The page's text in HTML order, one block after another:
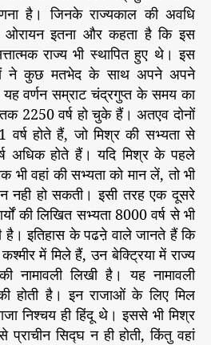
है। जिनके राज्यकाल की अवधि
ओरायन इतना और कहता है कि इस
राज्य भी स्थापित हुए थे। इस
ने कुछ मतभेद के साथ अपने अपने
वर्णन सम्राट चंद्रगुप्त के समय का
2250 वर्ष हो चुके हैं। अतएव दोनों
वर्ष होते हैं, जो मिश्र की सभ्यता से
अधिक होते हैं। यदि मिश्र के पहले
भी वहां की सभ्यता को मान लें, तो भी
नही हो सकती। इसी तरह एक दूसरे
की लिखित सभ्यता 8000 वर्ष से भी
है। इतिहास के पढऩे वाले जानते हैं कि
में मिले हैं, उन बेक्ट्रिया में राज्य
नामावली लिखी है। यह नामावली
होती है। इन राजाओं के लिए मिल
निश्चय ही हिंदू थे। इससे भी मिश्र
प्राचीन सिद्घ न ही होती, किंतु वहां